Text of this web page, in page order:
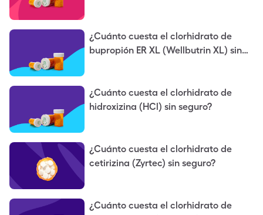
¿Cuánto cuesta el clorhidrato de
bupropión ER XL (Wellbutrin XL) sin
¿Cuánto cuesta el clorhidrato de
hidroxizina (HCl) sin seguro?
¿Cuánto cuesta el clorhidrato de
cetirizina (Zyrtec) sin seguro?
¿Cuánto cuesta el clorhidrato de